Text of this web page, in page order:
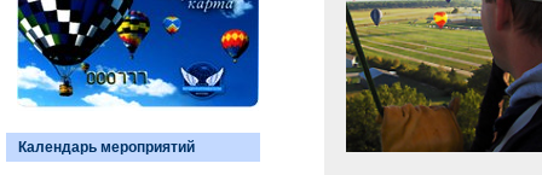
Календарь мероприятий